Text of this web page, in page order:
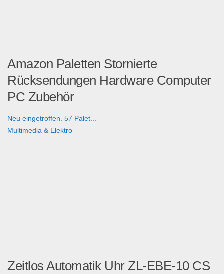
Amazon Paletten Stornierte
Rücksendungen Hardware Computer
PC Zubehör
Neu eingetroffen. 57 Palet...
Multimedia & Elektro
Zeitlos Automatik Uhr ZL-EBE-10 CS